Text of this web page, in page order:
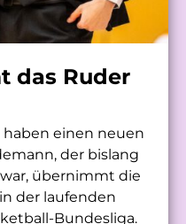
das Ruder
haben einen neuen
der bislang
übernimmt die
der laufenden
Bundesliga.